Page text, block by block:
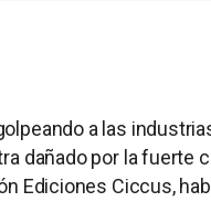
a las
dañado por la fuerte
Ediciones Ciccus,